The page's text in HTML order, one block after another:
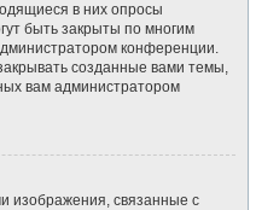
в них опросы
быть закрыты по многим
конференции.
созданные вами темы,
вам администратором
изображения, связанные с